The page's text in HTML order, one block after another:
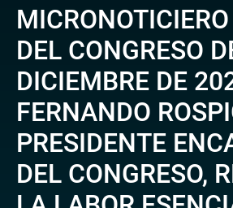
DEL CONGRESO
DICIEMBRE DE
FERNANDO
PRESIDENTE
DEL CONGRESO,